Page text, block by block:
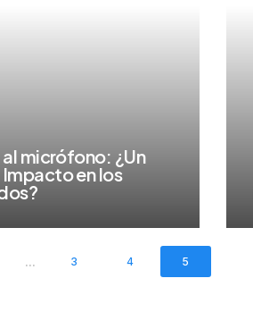
micrófono: ¿Un
en los
... 3 4 5